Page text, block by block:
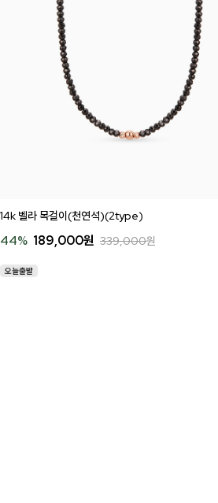
14k 벨라 목걸이(천연석)(2type)
44% 189,000원 339,000원